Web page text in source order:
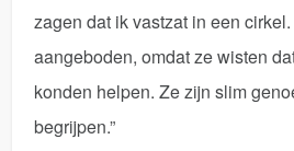
zagen dat ik vastzat in een
aangeboden, omdat ze wisten
konden helpen. Ze zijn slim
begrijpen.”